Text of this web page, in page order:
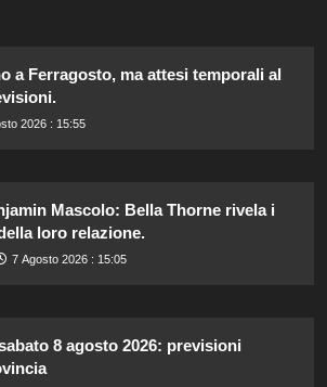
a Ferragosto, ma attesi temporali al
2026 : 15:55
Mascolo: Bella Thorne rivela i
loro relazione.
7 Agosto 2026 : 15:05
8 agosto 2026: previsioni